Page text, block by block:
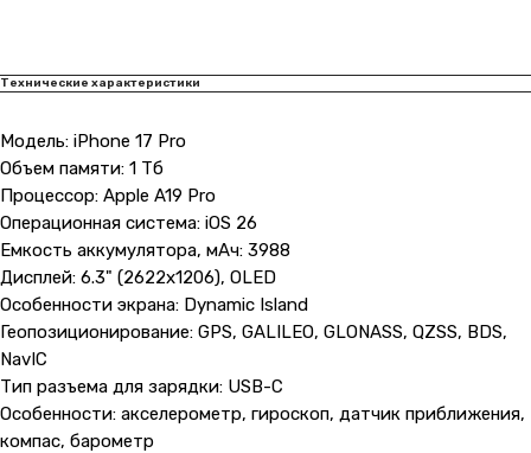
Технические характеристики
Модель: iPhone 17 Pro
Объем памяти: 1 Тб
Процессор: Apple A19 Pro
Операционная система: iOS 26
Емкость аккумулятора, мАч: 3988
Дисплей: 6.3" (2622x1206), OLED
Особенности экрана: Dynamic Island
Геопозиционирование: GPS, GALILEO, GLONASS, QZSS, BDS,
NavIC
Тип разъема для зарядки: USB-C
Особенности: акселерометр, гироскоп, датчик приближения,
компас, барометр